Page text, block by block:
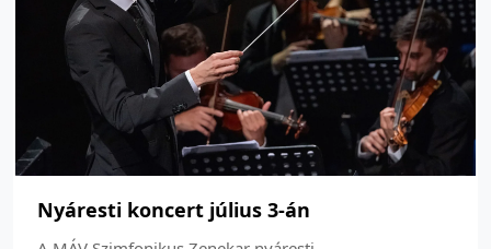
Nyáresti koncert július 3-án